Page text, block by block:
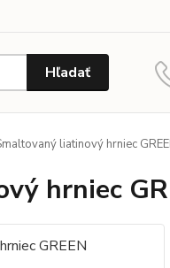
Hľadať
liatinový hrniec
hrniec